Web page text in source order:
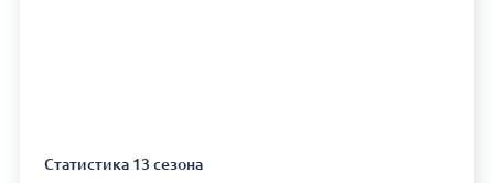
Статистика 13 сезона